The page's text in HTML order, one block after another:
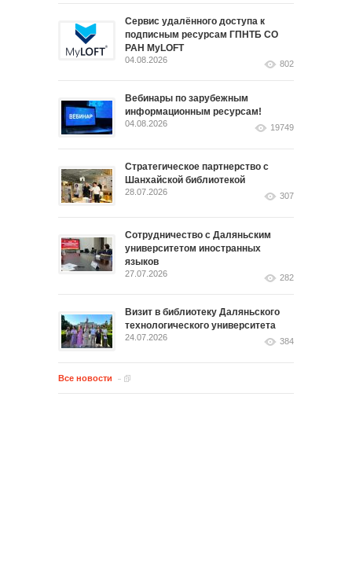
Сервис удалённого доступа к
подписным ресурсам ГПНТБ СО
РАН MyLOFT
04.08.2026 802
Вебинары по зарубежным
информационным ресурсам!
04.08.2026 19749
Стратегическое партнерство с
Шанхайской библиотекой
28.07.2026 307
Сотрудничество с Даляньским
университетом иностранных
языков
27.07.2026 282
Визит в библиотеку Даляньского
технологического университета
24.07.2026 384
Все новости